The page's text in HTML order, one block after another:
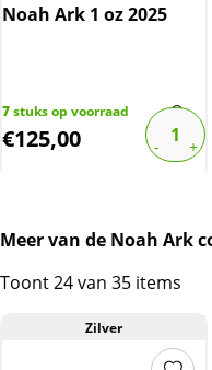
De munten worden uit
komen daarmee niet
munten kunnen soms
Noah Ark 1 oz 2025
7stuks op voorraad
€125,00
Meer van de Noah Ark
Toont 24 van 35 items
Zilver